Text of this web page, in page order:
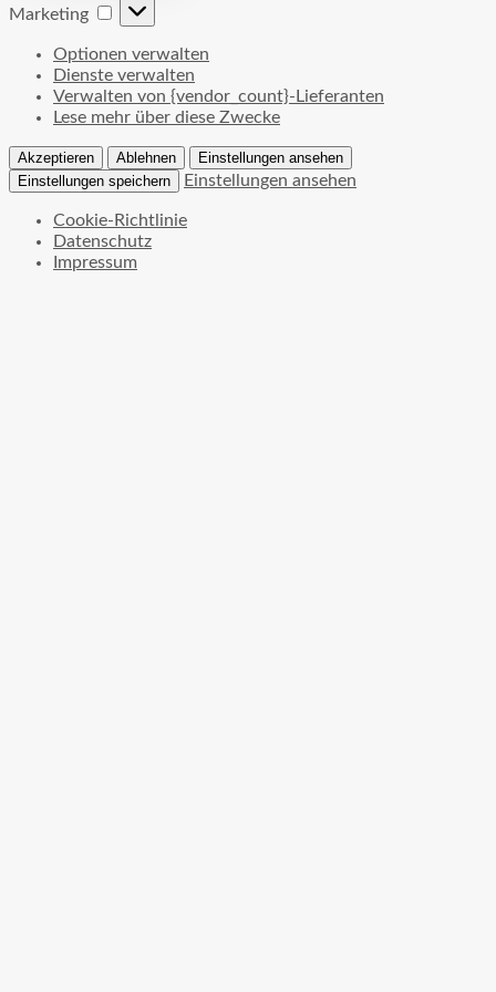
Marketing Marketing
Optionen verwalten
Dienste verwalten
Verwalten von {vendor_count}-Lieferanten
Lese mehr über diese Zwecke
Akzeptieren Ablehnen
Einstellungen ansehen
Einstellungen speichern
Einstellungen ansehen
Cookie-Richtlinie
Datenschutz
Impressum